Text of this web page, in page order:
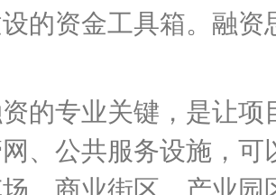
的资金工具箱。融资
专业关键，是让项
、公共服务设施，